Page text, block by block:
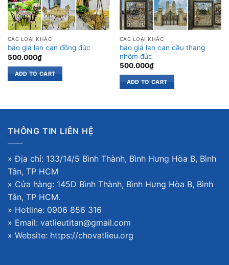
CÁC LOẠI KHÁC
báo giá lan can đồng đúc
500.000₫
ADD TO CART
CÁC LOẠI KHÁC
báo giá lan can cầu thang
nhôm đúc
500.000₫
ADD TO CART
THÔNG TIN LIÊN HỆ
» Địa chỉ: 133/14/5 Bình Thành, Bình Hưng Hòa B, Bình
Tân, TP HCM
» Cửa hàng: 145D Bình Thành, Bình Hưng Hòa B, Bình
Tân, TP HCM.
» Hotline: 0906 856 316
» Email: vatlieutitan@gmail.com
» Website: https://chovatlieu.org